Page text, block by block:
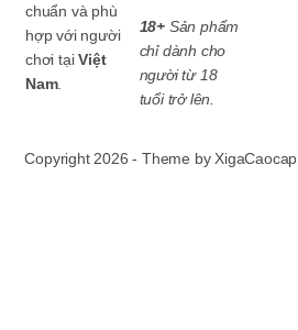
chuẩn và phù
hợp với người
chơi tạiViệt
Nam.
18+ Sản phẩm
chỉ dành cho
người từ 18
tuổi trở lên.
Copyright 2026 - Theme by XigaCaocap